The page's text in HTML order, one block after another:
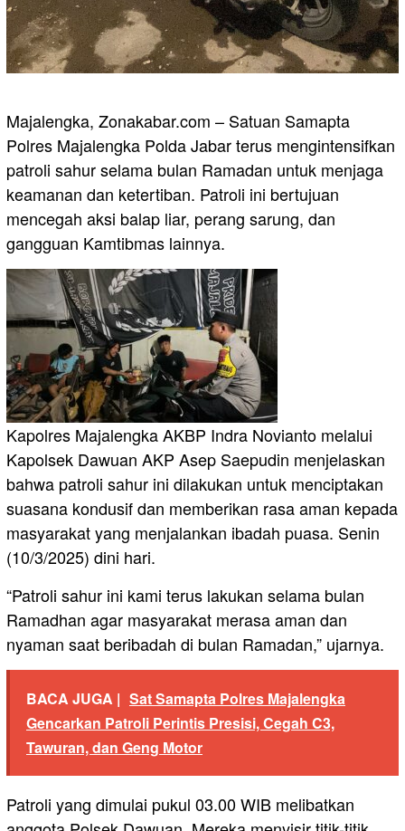
Majalengka, Zonakabar.com – Satuan Samapta
Polres Majalengka Polda Jabar terus mengintensifkan
patroli sahur selama bulan Ramadan untuk menjaga
keamanan dan ketertiban. Patroli ini bertujuan
mencegah aksi balap liar, perang sarung, dan
gangguan Kamtibmas lainnya.
Kapolres Majalengka AKBP Indra Novianto melalui
Kapolsek Dawuan AKP Asep Saepudin menjelaskan
bahwa patroli sahur ini dilakukan untuk menciptakan
suasana kondusif dan memberikan rasa aman kepada
masyarakat yang menjalankan ibadah puasa. Senin
(10/3/2025) dini hari.
“Patroli sahur ini kami terus lakukan selama bulan
Ramadhan agar masyarakat merasa aman dan
nyaman saat beribadah di bulan Ramadan,” ujarnya.
BACA JUGA | Sat Samapta Polres Majalengka
Gencarkan Patroli Perintis Presisi, Cegah C3,
Tawuran, dan Geng Motor
Patroli yang dimulai pukul 03.00 WIB melibatkan